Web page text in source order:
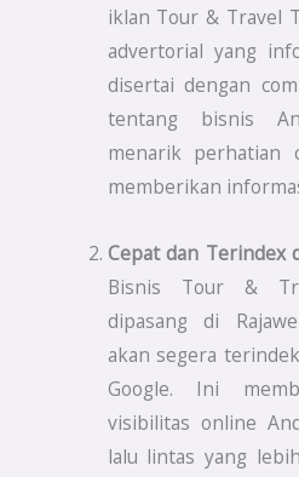
iklan Tour & Travel
advertorial yang
disertai dengan
tentang bisnis
menarik perhatian
memberikan
Cepat dan Terindex
Bisnis Tour &
dipasang di
akan segera
Google. Ini
visibilitas online
lalu lintas yang